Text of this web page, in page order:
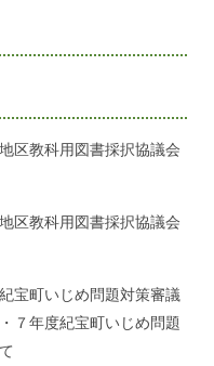
区教科用図書採択協議会
区教科用図書採択協議会
宝町いじめ問題対策審議
７年度紀宝町いじめ問題